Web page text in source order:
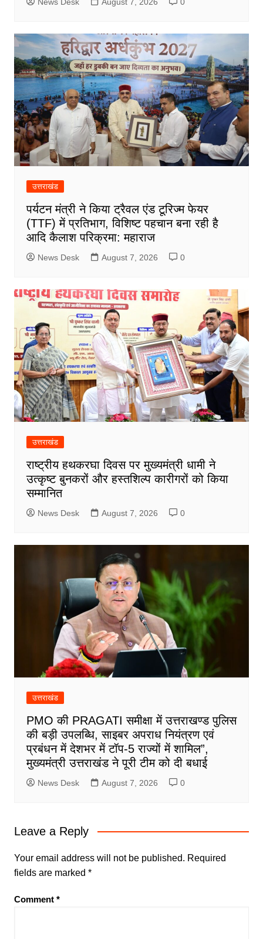
News Desk August 7, 2026 0
उत्तराखंड
पर्यटन मंत्री ने किया ट्रैवल एंड टूरिज्म फेयर
(TTF) में प्रतिभाग, विशिष्ट पहचान बना रही है
आदि कैलाश परिक्रमा: महाराज
News Desk August 7, 2026 0
उत्तराखंड
राष्ट्रीय हथकरघा दिवस पर मुख्यमंत्री धामी ने
उत्कृष्ट बुनकरों और हस्तशिल्प कारीगरों को किया
सम्मानित
News Desk August 7, 2026 0
उत्तराखंड
PMO की PRAGATI समीक्षा में उत्तराखण्ड पुलिस
की बड़ी उपलब्धि, साइबर अपराध नियंत्रण एवं
प्रबंधन में देशभर में टॉप-5 राज्यों में शामिल”,
मुख्यमंत्री उत्तराखंड ने पूरी टीम को दी बधाई
News Desk August 7, 2026 0
Leave a Reply
Your email address will not be published. Required
fields are marked *
Comment *